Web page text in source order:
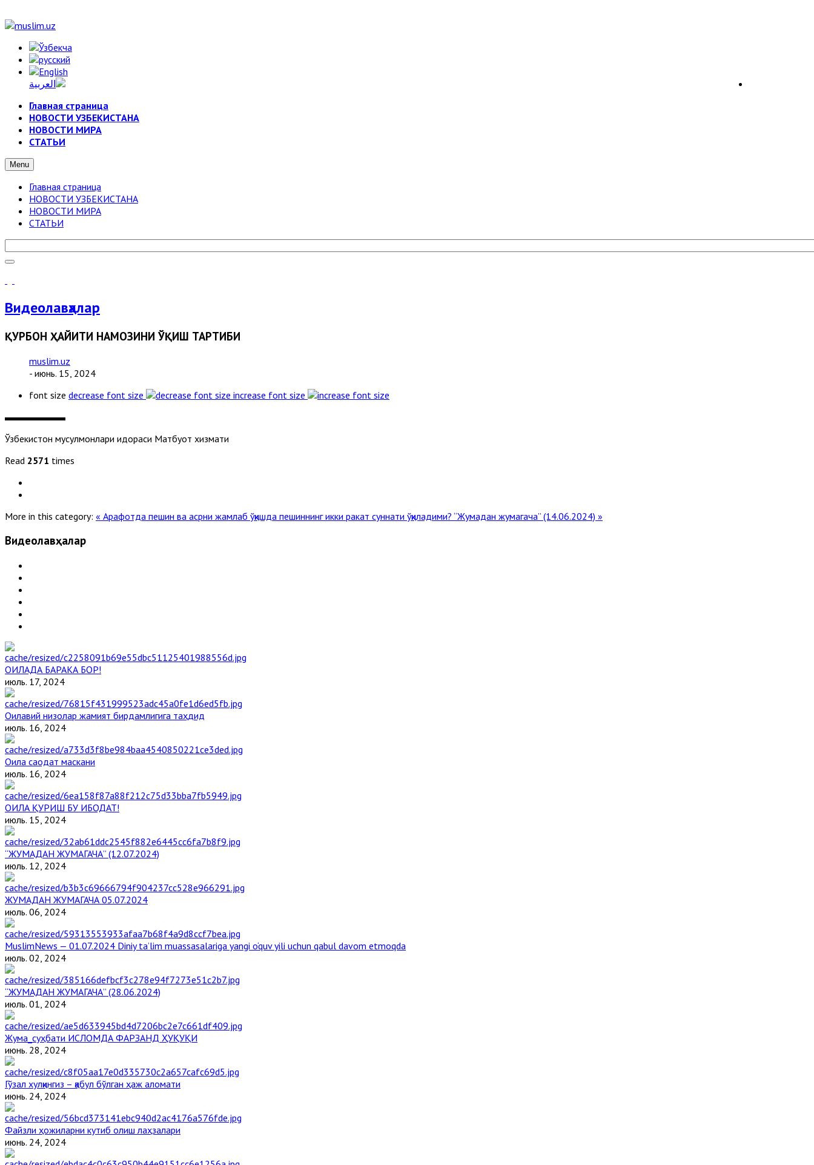
Главная страница
НОВОСТИ УЗБЕКИСТАНА
НОВОСТИ МИРА
СТАТЬИ
Menu
Главная страница
НОВОСТИ УЗБЕКИСТАНА
НОВОСТИ МИРА
СТАТЬИ
Видеолавҳалар
ҚУРБОН ҲАЙИТИ НАМОЗИНИ ЎҚИШ ТАРТИБИ
muslim.uz
- июнь. 15, 2024
font size decrease font size increase font size
Ўзбекистон мусулмонлари идораси Матбуот хизмати
Read 2571 times
More in this category: « Арафотда пешин ва асрни жамлаб ўқишда пешиннинг икки ракат суннати ўқиладими? “Жумадан жумагача” (14.06.2024) »
Видеолавҳалар
ОИЛАДА БАРАКА БОР!
июль. 17, 2024
Оилавий низолар жамият бирдамлигига таҳдид
июль. 16, 2024
Оила саодат маскани
июль. 16, 2024
ОИЛА ҚУРИШ БУ ИБОДАТ!
июль. 15, 2024
“ЖУМАДАН ЖУМАГАЧА” (12.07.2024)
июль. 12, 2024
ЖУМАДАН ЖУМАГАЧА 05.07.2024
июль. 06, 2024
MuslimNews — 01.07.2024 Diniy ta’lim muassasalariga yangi o‘quv yili uchun qabul davom etmoqda
июль. 02, 2024
“ЖУМАДАН ЖУМАГАЧА” (28.06.2024)
июль. 01, 2024
Жума_суҳбати ИСЛОМДА ФАРЗАНД ҲУҚУҚИ
июнь. 28, 2024
Гўзал хулқингиз – қабул бўлган ҳаж аломати
июнь. 24, 2024
Файзли ҳожиларни кутиб олиш лаҳзалари
июнь. 24, 2024